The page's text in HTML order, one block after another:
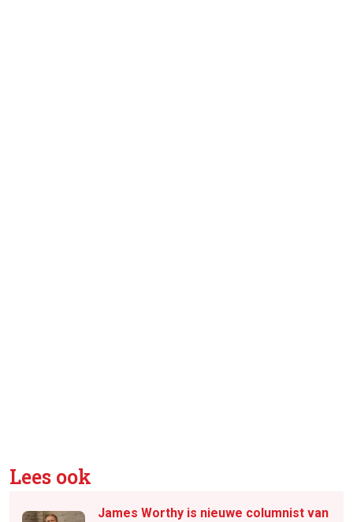
Lees ook
James Worthy is nieuwe columnist van